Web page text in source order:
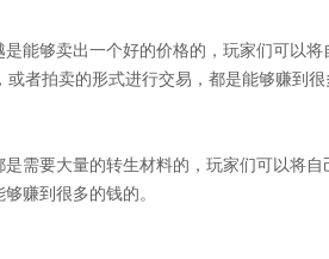
能够卖出一个好的价格的，玩家们可以将
者拍卖的形式进行交易，都是能够赚到很
需要大量的转生材料的，玩家们可以将自
赚到很多的钱的。